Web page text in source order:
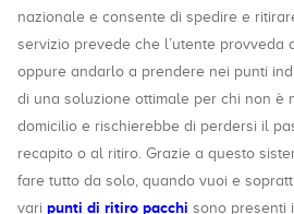
nazionale e consente di spedire e
servizio prevede che l’utente provveda
oppure andarlo a prendere nei punti
di una soluzione ottimale per chi non è
domicilio e rischierebbe di perdersi il
recapito o al ritiro. Grazie a questo
fare tutto da solo, quando vuoi e
vari punti di ritiro pacchi sono presenti